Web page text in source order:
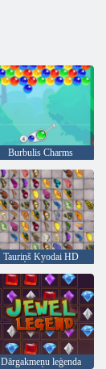
Burbulis Charms
Tauriņš Kyodai HD
Dārgakmeņu leģenda